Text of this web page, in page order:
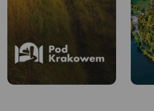
biegające psy pozbawione
liczyłem dokładnie ale
zostałem zaatakowany przez
jednym przypadku miałem do
atakującymi mnie psami na raz.
tym problemu. Do czasu aż